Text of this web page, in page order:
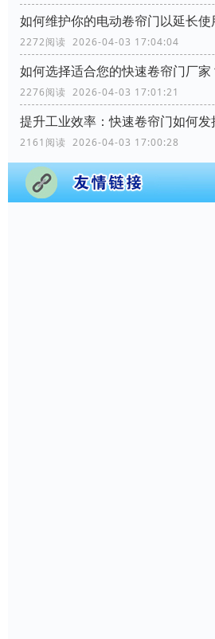
如何维护你的电动卷帘门以延长使
2272阅读 2026-04-03 17:04:04
如何选择适合您的快速卷帘门厂家
2276阅读 2026-04-03 17:01:21
提升工业效率：快速卷帘门如何发
2161阅读 2026-04-03 17:00:28